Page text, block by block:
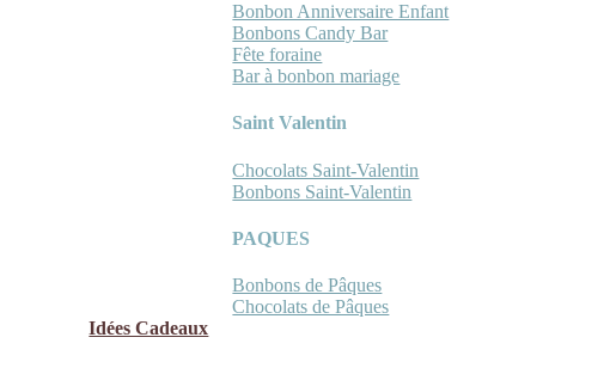
Bonbon Anniversaire Enfant
Bonbons Candy Bar
Fête foraine
Bar à bonbon mariage
Saint Valentin
Chocolats Saint-Valentin
Bonbons Saint-Valentin
PAQUES
Bonbons de Pâques
Chocolats de Pâques
Idées Cadeaux